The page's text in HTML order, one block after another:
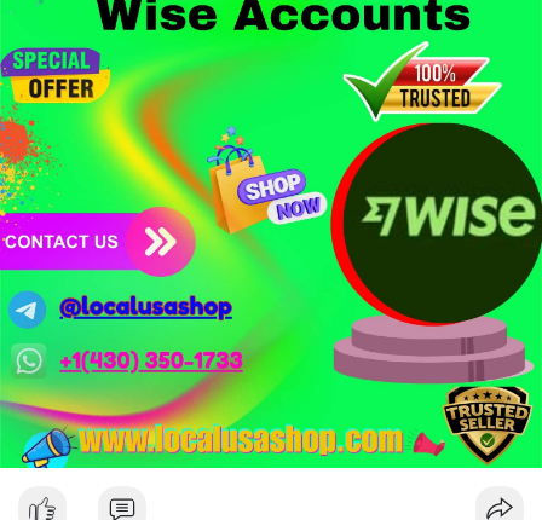
- Công nghệ & Bảo mật: BTCPay cảnh báo exploit mới trên
LND có thể đánh cắp thông tin đăng nhập Lightning Network,
người dùng cần cập nhật ngay. XRP Ledger đề xuất sửa đổi bảo
mật token hóa tài sản Wall Street trị giá 530 triệu USD.
Nhà đầu tư nên thận trọng với đòn bẩy cao khi Funding Rate
BTC chỉ ở mức 0.0035%. Vùng Fear hiện tại có thể là cơ hội
tích lũy dài hạn nhưng cần chờ xác nhận dòng tiền.
Xem chi tiết các bài viết đầy đủ tại dòng thời gian của Vlike.vn!
#whalealertbtc #clarityact #lightningexploit #bybitlazarus
#xrpledger